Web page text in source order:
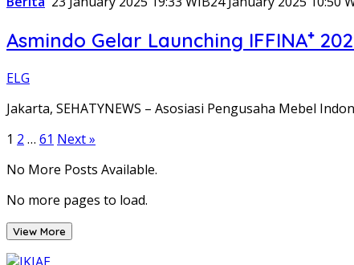
Asmindo Gelar Launching IFFINA⁺
ELG
Jakarta, SEHATYNEWS – Asosiasi Pengusaha Mebel
Posts
pagination
1 2 … 61 Next »
No More Posts Available.
No more pages to load.
View More